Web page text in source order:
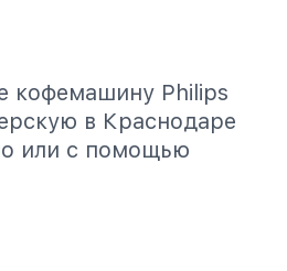
кофемашину Philips
в Краснодаре
или с помощью